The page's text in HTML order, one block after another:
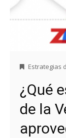
Estrategias
¿Qué
de la